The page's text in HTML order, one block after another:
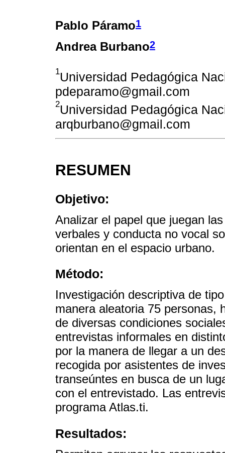
Pablo Páramo1
Andrea Burbano2
1Universidad Pedagógica
pdeparamo@gmail.com
2Universidad Pedagógica
arqburbano@gmail.com
RESUMEN
Objetivo:
Analizar el papel que juegan
verbales y conducta no vocal
orientan en el espacio urbano.
Método:
Investigación descriptiva de
manera aleatoria 75 personas,
de diversas condiciones
entrevistas informales en
por la manera de llegar a un
recogida por asistentes de
transeúntes en busca de un
con el entrevistado. Las
programa Atlas.ti.
Resultados: